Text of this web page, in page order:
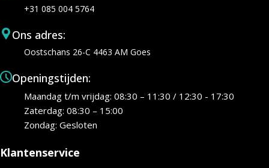
+31 085 004 5764
Ons adres:
Oostschans 26-C 4463 AM Goes
Openingstijden:
Maandag t/m vrijdag: 08:30 – 11:30 / 12:30 - 17:30
Zaterdag: 08:30 – 15:00
Zondag: Gesloten
Klantenservice